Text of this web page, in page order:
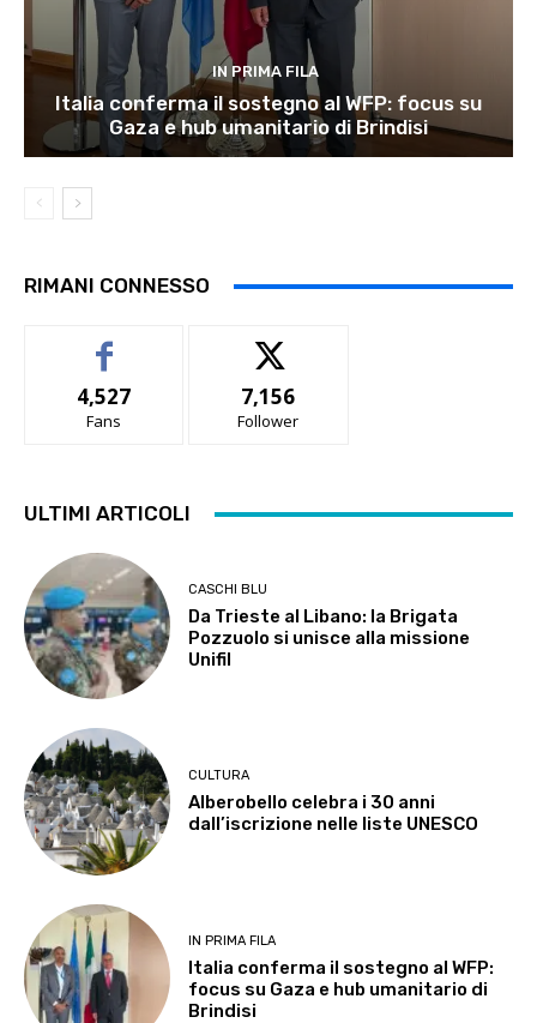
IN PRIMA FILA
Italia conferma il sostegno al WFP: focus su
Gaza e hub umanitario di Brindisi
RIMANI CONNESSO
4,527
Fans
7,156
Follower
ULTIMI ARTICOLI
CASCHI BLU
Da Trieste al Libano: la Brigata
Pozzuolo si unisce alla missione
Unifil
CULTURA
Alberobello celebra i 30 anni
dall’iscrizione nelle liste UNESCO
IN PRIMA FILA
Italia conferma il sostegno al WFP:
focus su Gaza e hub umanitario di
Brindisi